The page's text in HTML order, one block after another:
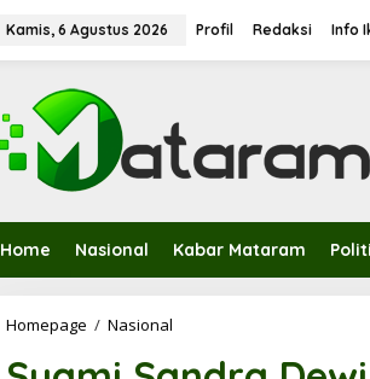
Kamis, 6 Agustus 2026 Profil Redaksi Info
Home Nasional Kabar Mataram
Homepage / Nasional
a